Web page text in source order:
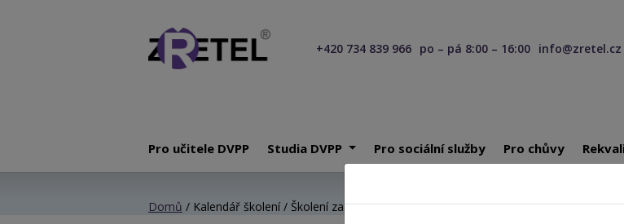
+420 734 839 966 po – pá 8:00 – 16:00 info@zretel.cz
Pro učitele DVPP Studia DVPP Pro sociální služby Pro chůvy
Domů / Kalendář školení / Školení začínající 25. 09. 2025